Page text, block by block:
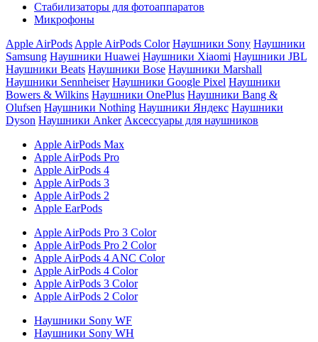
Стабилизаторы для фотоаппаратов
Микрофоны
Apple AirPods Apple AirPods Color Наушники Sony Наушники
Samsung Наушники Huawei Наушники Xiaomi Наушники JBL
Наушники Beats Наушники Bose Наушники Marshall
Наушники Sennheiser Наушники Google Pixel Наушники
Bowers & Wilkins Наушники OnePlus Наушники Bang &
Olufsen Наушники Nothing Наушники Яндекс Наушники
Dyson Наушники Anker Аксессуары для наушников
Apple AirPods Max
Apple AirPods Pro
Apple AirPods 4
Apple AirPods 3
Apple AirPods 2
Apple EarPods
Apple AirPods Pro 3 Color
Apple AirPods Pro 2 Color
Apple AirPods 4 ANC Color
Apple AirPods 4 Color
Apple AirPods 3 Color
Apple AirPods 2 Color
Наушники Sony WF
Наушники Sony WH